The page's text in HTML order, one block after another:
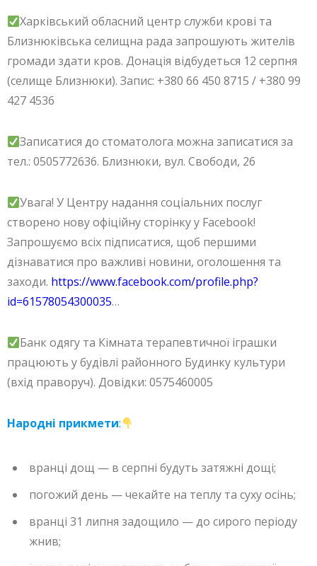
Харківський обласний центр служби крові та
Близнюківська селищна рада запрошують жителів
громади здати кров. Донація відбудеться 12 серпня
(селище Близнюки). Запис: ‪‪+380 66 450 8715 / ‪‪+380 99
427 4536
Записатися до стоматолога можна записатися за
тел.: 0505772636. Близнюки, вул. Свободи, 26
Увага! У Центру надання соціальних послуг
створено нову офіційну сторінку у Facebook!
Запрошуємо всіх підписатися, щоб першими
дізнаватися про важливі новини, оголошення та
заходи. https://www.facebook.com/profile.php?
id=61578054300035…
Банк одягу та Кімната терапевтичної іграшки
працюють у будівлі районного Будинку культури
(вхід праворуч). Довідки: 0575460005
Народні прикмети:
вранці дощ — в серпні будуть затяжні дощі;
погожий день — чекайте на теплу та суху осінь;
вранці 31 липня задощило — до сирого періоду
жнив;